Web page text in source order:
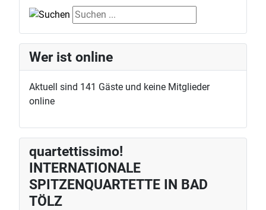
Suche
Wer ist online
Aktuell sind 141 Gäste und keine Mitglieder
online
quartettissimo!
INTERNATIONALE
SPITZENQUARTETTE IN BAD
TÖLZ